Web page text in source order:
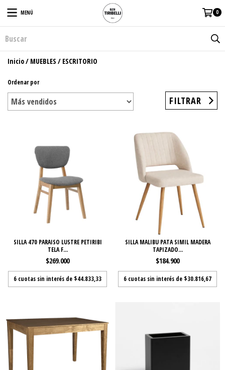
MENÚ 0
Inicio/ MUEBLES / ESCRITORIO
Ordenar por
FILTRAR
SILLA 470 PARAISO LUSTRE PETIRIBI
TELA F...
$269.000
6 cuotas sin interés de $44.833,33
SILLA MALIBU PATA SIMIL MADERA
TAPIZADO...
$184.900
6 cuotas sin interés de $30.816,67